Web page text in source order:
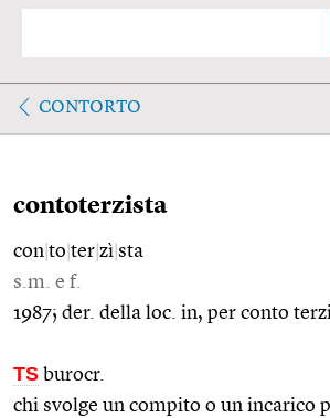
CONTORTO
contoterzista
con to ter zì sta
s.m. e f.
1987; der. della loc. in, per conto
TS burocr.
chi svolge un compito o un incarico